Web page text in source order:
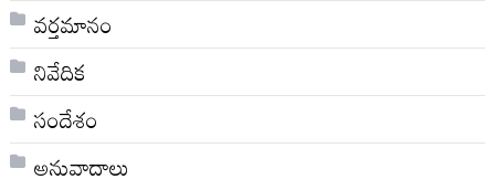
వర్తమానం
నివేదిక
సందేశం
అనువాదాలు